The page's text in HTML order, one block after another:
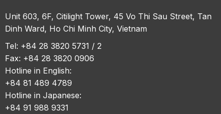
Unit 603, 6F, Citilight Tower, 45 Vo Thi Sau Street, Tan
Dinh Ward, Ho Chi Minh City, Vietnam
Tel: +84 28 3820 5731 / 2
Fax: +84 28 3820 0906
Hotline in English:
+84 81 489 4789
Hotline in Japanese:
+84 91 988 9331